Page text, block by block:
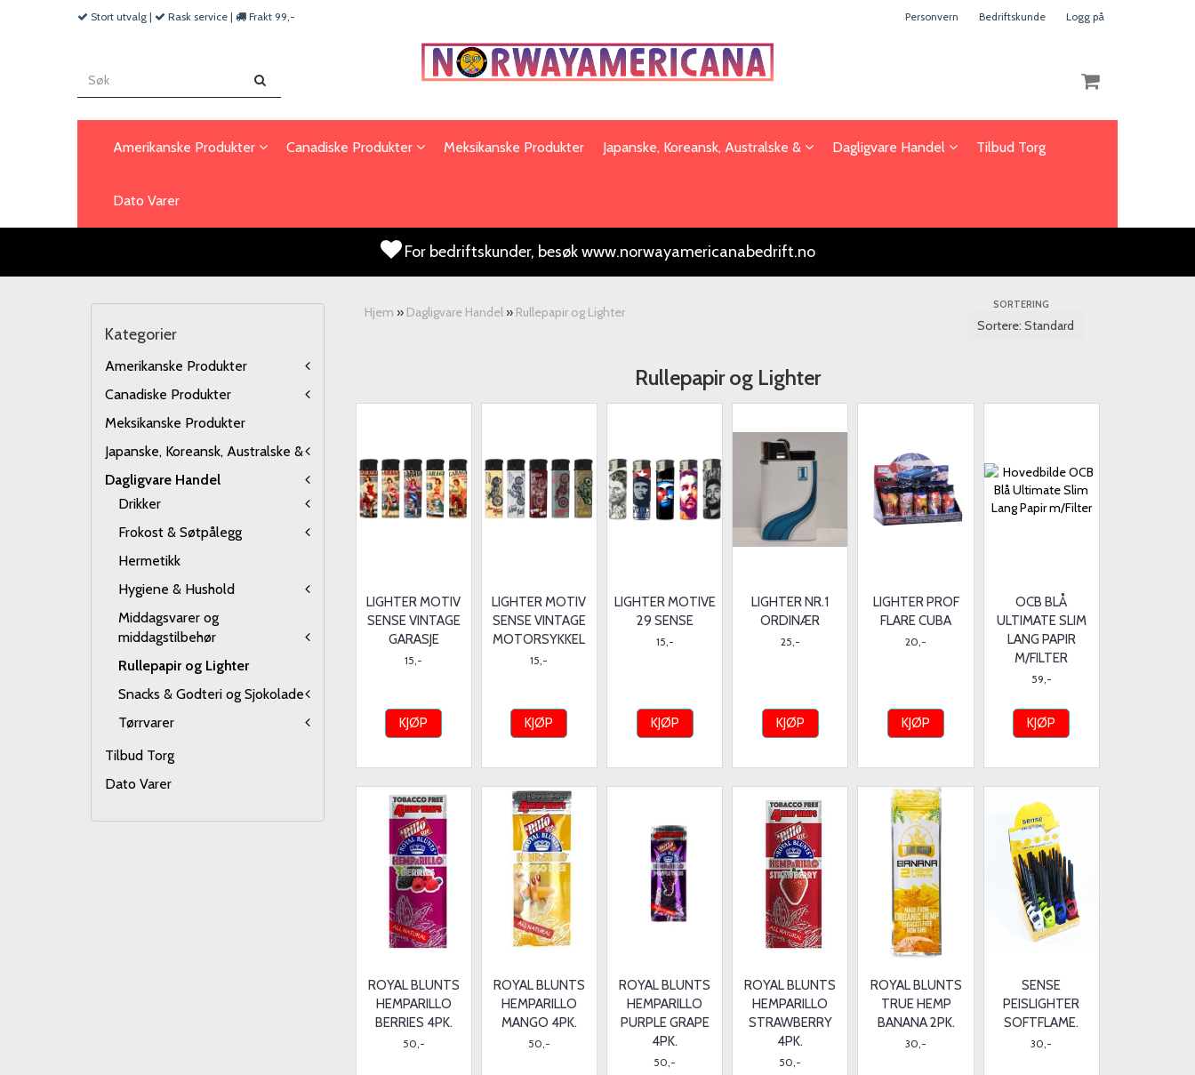
Stort utvalg | Rask service | Frakt 99,- Personvern Bedriftskunde Logg på
Amerikanske Produkter Canadiske Produkter Meksikanske Produkter Japanske, Koreansk, Australske & Dagligvare Handel Tilbud Torg
Dato Varer
For bedriftskunder, besøk www.norwayamericanabedrift.no
Kategorier
Amerikanske Produkter
Canadiske Produkter
Meksikanske Produkter
Japanske, Koreansk, Australske &
Dagligvare Handel
Drikker
Frokost & Søtpålegg
Hermetikk
Hygiene & Hushold
Middagsvarer og
middagstilbehør
Rullepapir og Lighter
Snacks & Godteri og Sjokolade
Tørrvarer
Tilbud Torg
Dato Varer
Hjem » Dagligvare Handel» Rullepapir og Lighter SORTERING
Rullepapir og Lighter
LIGHTER MOTIV
SENSE VINTAGE
GARASJE
15,-
KJØP
LIGHTER MOTIV
SENSE VINTAGE
MOTORSYKKEL
15,-
KJØP
LIGHTER MOTIVE
29 SENSE
15,-
KJØP
LIGHTER NR.1
ORDINÆR
25,-
KJØP
LIGHTER PROF
FLARE CUBA
20,-
KJØP
OCB BLÅ
ULTIMATE SLIM
LANG PAPIR
M/FILTER
59,-
KJØP
ROYAL BLUNTS
HEMPARILLO
BERRIES 4PK.
50,-
ROYAL BLUNTS
HEMPARILLO
MANGO 4PK.
50,-
ROYAL BLUNTS
HEMPARILLO
PURPLE GRAPE
4PK.
50,-
ROYAL BLUNTS
HEMPARILLO
STRAWBERRY
4PK.
50,-
ROYAL BLUNTS
TRUE HEMP
BANANA 2PK.
30,-
SENSE
PEISLIGHTER
SOFTFLAME.
30,-